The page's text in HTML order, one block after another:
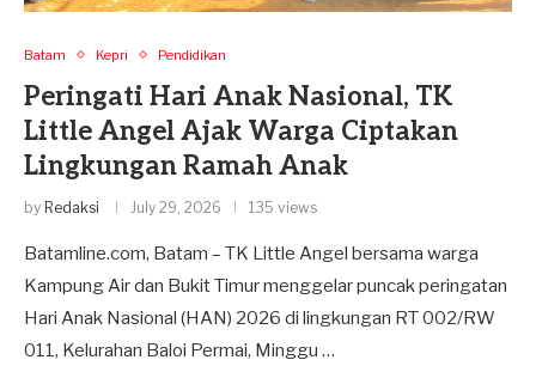
Batam Kepri Pendidikan
Peringati Hari Anak Nasional, TK
Little Angel Ajak Warga Ciptakan
Lingkungan Ramah Anak
by Redaksi July 29, 2026 135 views
Batamline.com, Batam – TK Little Angel bersama warga
Kampung Air dan Bukit Timur menggelar puncak peringatan
Hari Anak Nasional (HAN) 2026 di lingkungan RT 002/RW
011, Kelurahan Baloi Permai, Minggu …